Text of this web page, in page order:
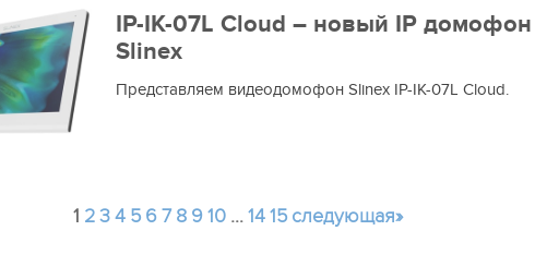
IP-IK-07L Cloud – новый IP домофон
Slinex
Представляем видеодомофон Slinex IP-IK-07L Cloud.
1 2 3 4 5 6 7 8 9 10 … 14 15 следующая»